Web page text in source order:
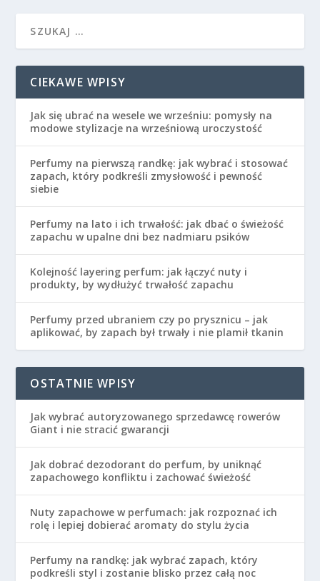
CIEKAWE WPISY
Jak się ubrać na wesele we wrześniu: pomysły na
modowe stylizacje na wrześniową uroczystość
Perfumy na pierwszą randkę: jak wybrać i stosować
zapach, który podkreśli zmysłowość i pewność
siebie
Perfumy na lato i ich trwałość: jak dbać o świeżość
zapachu w upalne dni bez nadmiaru psików
Kolejność layering perfum: jak łączyć nuty i
produkty, by wydłużyć trwałość zapachu
Perfumy przed ubraniem czy po prysznicu – jak
aplikować, by zapach był trwały i nie plamił tkanin
OSTATNIE WPISY
Jak wybrać autoryzowanego sprzedawcę rowerów
Giant i nie stracić gwarancji
Jak dobrać dezodorant do perfum, by uniknąć
zapachowego konfliktu i zachować świeżość
Nuty zapachowe w perfumach: jak rozpoznać ich
rolę i lepiej dobierać aromaty do stylu życia
Perfumy na randkę: jak wybrać zapach, który
podkreśli styl i zostanie blisko przez całą noc